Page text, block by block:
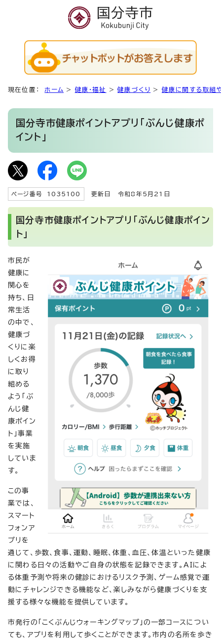
現在位置： ホーム > 健康・福祉 >健康づくり > 健康に関する取組
国分寺市健康ポイントアプリ「ぶんじ健康ポ
イント」
ページ番号 1035100 更新日 令和8年5月21日
国分寺市健康ポイントアプリ「ぶんじ健康ポイン
ト」
市民が
健康に
関心を
持ち、日
常生活
の中で、
健康づ
くりに楽
しくお得
に取り
組める
よう「ぶ
んじ健
康ポイン
ト」事業
を実施
していま
す。
この事
業では、
スマート
フォンア
プリを
通じて、歩数、食事、運動、睡眠、体重、血圧、体温といった健康
に関わる日々の活動やご自身の状態を記録できます。AIによ
る体重予測や将来の健診におけるリスク予測、ゲーム感覚で運
動にチャレンジできる機能など、楽しみながら健康づくりを支
援する様々な機能を提供しています。
市発行の「こくぶんじウォーキングマップ」の一部コースについ
ても、アプリを利用して歩くことができます。市内の名所を歩き